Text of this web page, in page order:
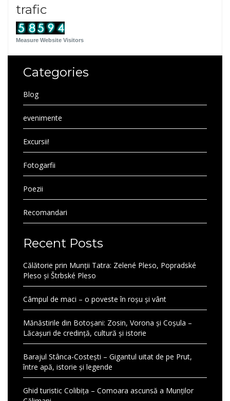
trafic
Measure Website Visitors
Categories
Blog
evenimente
Excursii!
Fotogarfii
Poezii
Recomandari
Recent Posts
Călătorie prin Munții Tatra: Zelené Pleso, Popradské
Pleso și Štrbské Pleso
Câmpul de maci – o poveste în roșu și vânt
Mănăstirile din Botoșani: Zosin, Vorona și Coșula –
Lăcașuri de credință, cultură și istorie
Barajul Stânca-Costești – Gigantul uitat de pe Prut,
între apă, istorie și legende
Ghid turistic Colibița – Comoara ascunsă a Munților